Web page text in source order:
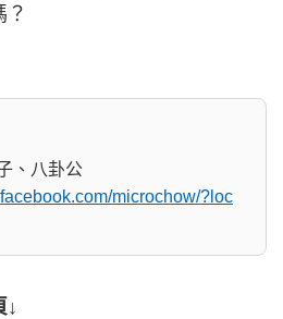
、八卦公
microchow/?loc
↓